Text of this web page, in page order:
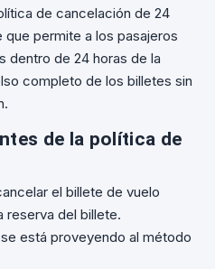
de cancelación de 24
permite a los pasajeros
dentro de 24 horas de la
completo de los billetes sin
de la política de
el billete de vuelo
reserva del billete.
está proveyendo al método